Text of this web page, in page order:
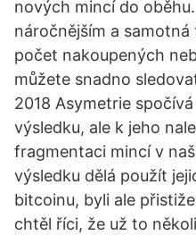
nových mincí do
náročnějším a samotná
počet nakoupených
můžete snadno
2018 Asymetrie
výsledku, ale k jeho
fragmentaci mincí v
výsledku dělá použít
bitcoinu, byli ale
chtěl říci, že už to